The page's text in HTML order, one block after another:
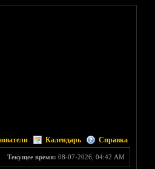
Календарь Справка
Текущее время: 08-07-2026, 04:42 AM